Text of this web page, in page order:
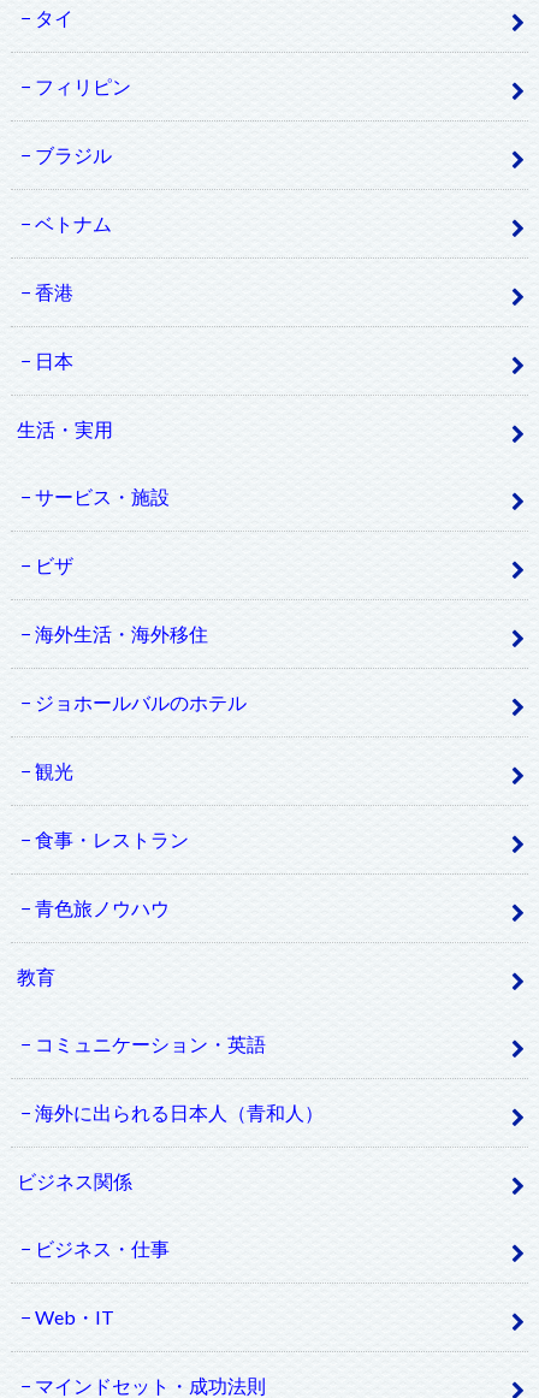
タイ
フィリピン
ブラジル
ベトナム
香港
日本
生活・実用
サービス・施設
ビザ
海外生活・海外移住
ジョホールバルのホテル
観光
食事・レストラン
青色旅ノウハウ
教育
コミュニケーション・英語
海外に出られる日本人（青和人）
ビジネス関係
ビジネス・仕事
Web・IT
マインドセット・成功法則